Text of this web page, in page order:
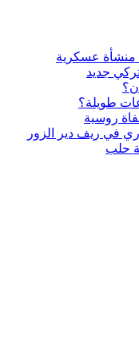
منشأة عسكرية
جديد
طويلة؟
في ريف دير الزور
حلب